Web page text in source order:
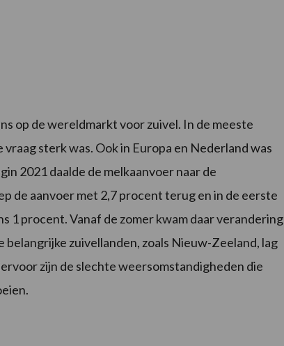
op de wereldmarkt voor zuivel. In de meeste
sterk was. Ook in Europa en Nederland was
2021 daalde de melkaanvoer naar de
de aanvoer met 2,7 procent terug en in de eerste
1 procent. Vanaf de zomer kwam daar verandering
zuivellanden, zoals Nieuw-Zeeland, lag
zijn de slechte weersomstandigheden die